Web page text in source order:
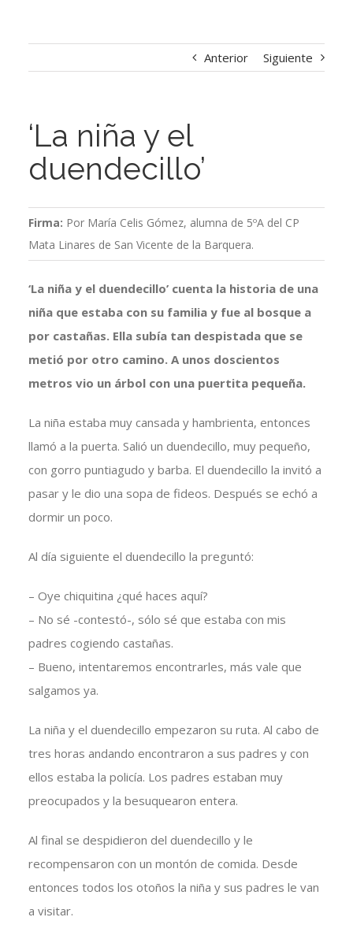
Anterior Siguiente
‘La niña y el
duendecillo’
Firma: Por María Celis Gómez, alumna de 5ºA del CP
Mata Linares de San Vicente de la Barquera.
‘La niña y el duendecillo’ cuenta la historia de una
niña que estaba con su familia y fue al bosque a
por castañas. Ella subía tan despistada que se
metió por otro camino. A unos doscientos
metros vio un árbol con una puertita pequeña.
La niña estaba muy cansada y hambrienta, entonces
llamó a la puerta. Salió un duendecillo, muy pequeño,
con gorro puntiagudo y barba. El duendecillo la invitó a
pasar y le dio una sopa de fideos. Después se echó a
dormir un poco.
Al día siguiente el duendecillo la preguntó:
– Oye chiquitina ¿qué haces aquí?
– No sé -contestó-, sólo sé que estaba con mis
padres cogiendo castañas.
– Bueno, intentaremos encontrarles, más vale que
salgamos ya.
La niña y el duendecillo empezaron su ruta. Al cabo de
tres horas andando encontraron a sus padres y con
ellos estaba la policía. Los padres estaban muy
preocupados y la besuquearon entera.
Al final se despidieron del duendecillo y le
recompensaron con un montón de comida. Desde
entonces todos los otoños la niña y sus padres le van
a visitar.